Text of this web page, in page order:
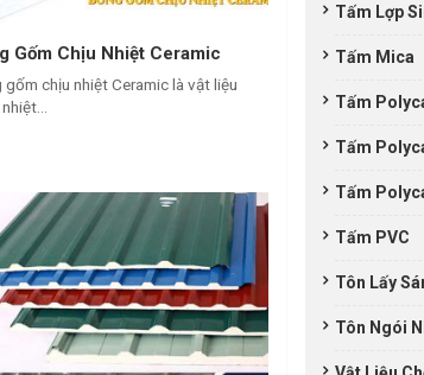
Gốm Chịu Nhiệt Ceramic
gốm chịu nhiệt Ceramic là vật liệu
Tấm Lợp
Tấm Mica
Tấm
Tấm
Tấm
Tấm PVC
Tôn Lấy
Tôn Ngói